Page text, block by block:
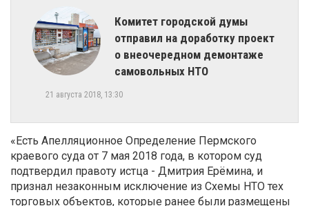
Комитет городской думы
отправил на доработку проект
о внеочередном демонтаже
самовольных НТО
21 августа 2018, 13:30
«Есть Апелляционное Определение Пермского
краевого суда от 7 мая 2018 года, в котором суд
подтвердил правоту истца - Дмитрия Ерёмина, и
признал незаконным исключение из Схемы НТО тех
торговых объектов, которые ранее были размещены